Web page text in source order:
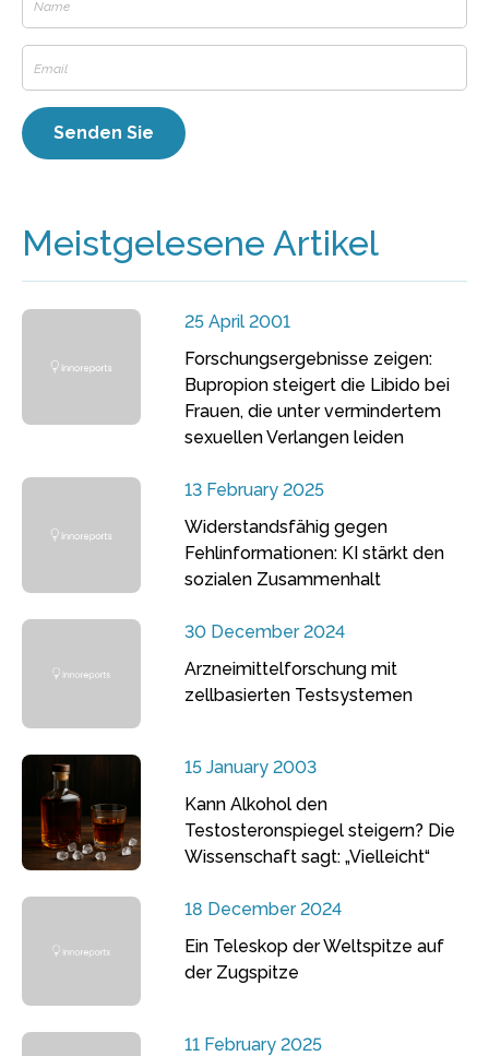
Meistgelesene Artikel
25 April 2001
Forschungsergebnisse zeigen:
Bupropion steigert die Libido bei
Frauen, die unter vermindertem
sexuellen Verlangen leiden
13 February 2025
Widerstandsfähig gegen
Fehlinformationen: KI stärkt den
sozialen Zusammenhalt
30 December 2024
Arzneimittelforschung mit
zellbasierten Testsystemen
15 January 2003
Kann Alkohol den
Testosteronspiegel steigern? Die
Wissenschaft sagt: „Vielleicht“
18 December 2024
Ein Teleskop der Weltspitze auf
der Zugspitze
11 February 2025